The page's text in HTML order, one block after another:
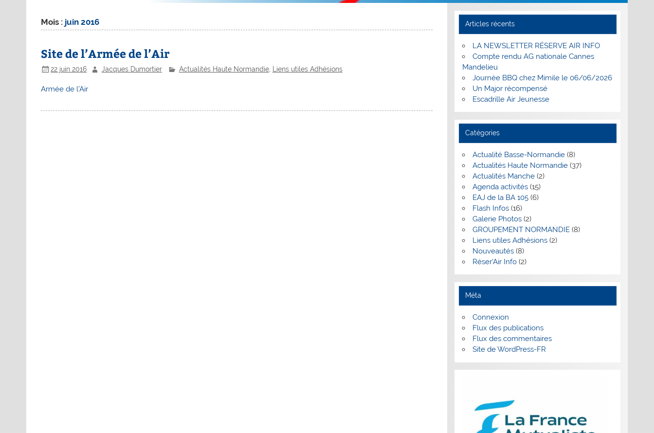
Mois : juin 2016
Site de l’Armée de l’Air
22 juin 2016 Jacques Dumortier Actualités Haute Normandie, Liens utiles Adhésions
Armée de l’Air
Articles récents
LA NEWSLETTER RÉSERVE AIR INFO
Compte rendu AG nationale Cannes
Mandelieu
Journée BBQ chez Mimile le 06/06/2026
Un Major récompensé
Escadrille Air Jeunesse
Catégories
Actualité Basse-Normandie(8)
Actualités Haute Normandie(37)
Actualités Manche(2)
Agenda activités(15)
EAJ de la BA 105(6)
Flash Infos(16)
Galerie Photos(2)
GROUPEMENT NORMANDIE(8)
Liens utiles Adhésions(2)
Nouveautés(8)
Réser'Air Info(2)
Méta
Connexion
Flux des publications
Flux des commentaires
Site de WordPress-FR